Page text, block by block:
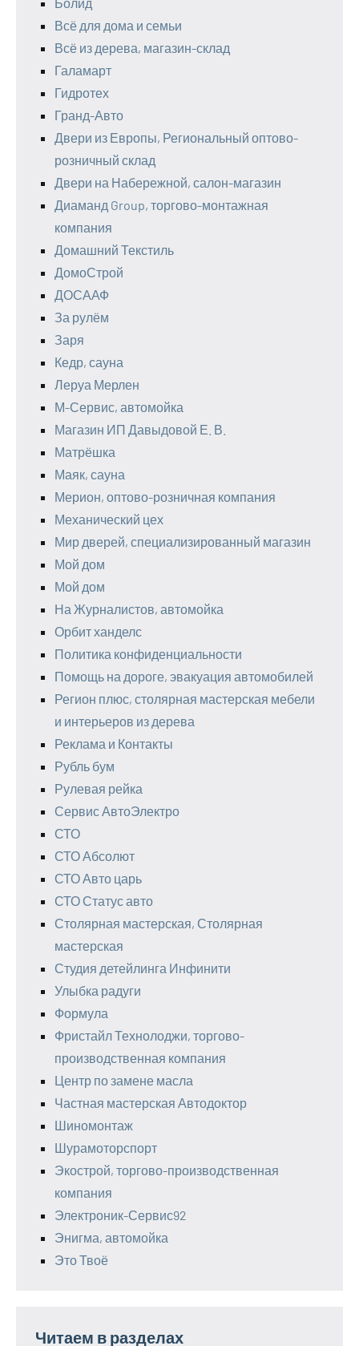
Всё для дома и семьи
Всё из дерева, магазин-склад
Галамарт
Гидротех
Гранд-Авто
Двери из Европы, Региональный оптово-
розничный склад
Двери на Набережной, салон-магазин
Диаманд Group, торгово-монтажная
компания
Домашний Текстиль
ДомоСтрой
ДОСААФ
За рулём
Заря
Кедр, сауна
Леруа Мерлен
М-Сервис, автомойка
Магазин ИП Давыдовой Е. В.
Матрёшка
Маяк, сауна
Мерион, оптово-розничная компания
Механический цех
Мир дверей, специализированный магазин
Мой дом
Мой дом
На Журналистов, автомойка
Орбит ханделс
Политика конфиденциальности
Помощь на дороге, эвакуация автомобилей
Регион плюс, столярная мастерская мебели
и интерьеров из дерева
Реклама и Контакты
Рубль бум
Рулевая рейка
Сервис АвтоЭлектро
СТО
СТО Абсолют
СТО Авто царь
СТО Статус авто
Столярная мастерская, Столярная
мастерская
Студия детейлинга Инфинити
Улыбка радуги
Формула
Фристайл Технолоджи, торгово-
производственная компания
Центр по замене масла
Частная мастерская Автодоктор
Шиномонтаж
Шурамоторспорт
Экострой, торгово-производственная
компания
Электроник-Сервис92
Энигма, автомойка
Это Твоё
Читаем в разделах